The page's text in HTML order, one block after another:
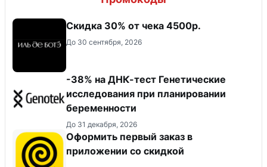
Скидка 30% от чека 4500р.
До 30 сентября, 2026
-38% на ДНК-тест Генетические
исследования при планировании
беременности
До 31 декабря, 2026
Оформить первый заказ в
приложении со скидкой